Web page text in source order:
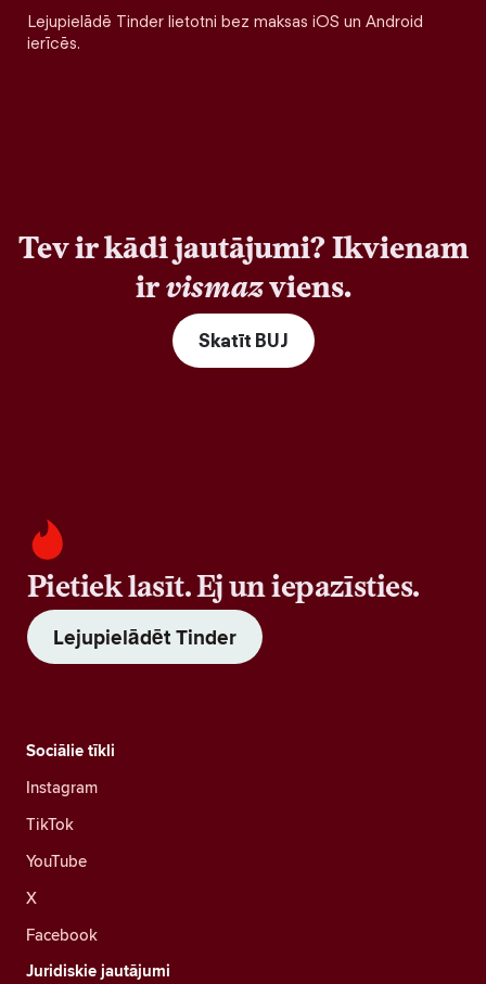
Lejupielādē Tinder lietotni bez maksas iOS un Android
ierīcēs.
Tev ir kādi jautājumi? Ikvienam
irvismazviens.
Skatīt BUJ
Pietiek lasīt. Ej un iepazīsties.
Lejupielādēt Tinder
Sociālie tīkli
Instagram
TikTok
YouTube
X
Facebook
Juridiskie jautājumi